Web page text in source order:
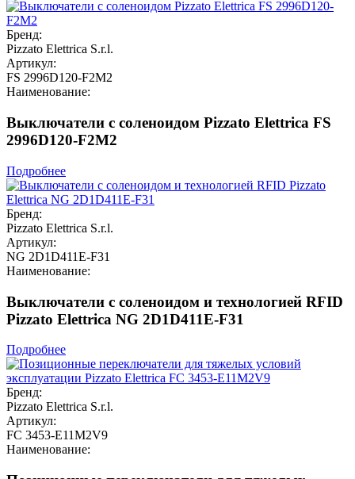
Бренд:
Pizzato Elettrica S.r.l.
Артикул:
FS 2996D120-F2M2
Наименование:
Выключатели с соленоидом Pizzato Elettrica FS
2996D120-F2M2
Подробнее
Бренд:
Pizzato Elettrica S.r.l.
Артикул:
NG 2D1D411E-F31
Наименование:
Выключатели с соленоидом и технологией RFID
Pizzato Elettrica NG 2D1D411E-F31
Подробнее
Бренд:
Pizzato Elettrica S.r.l.
Артикул:
FC 3453-E11M2V9
Наименование: